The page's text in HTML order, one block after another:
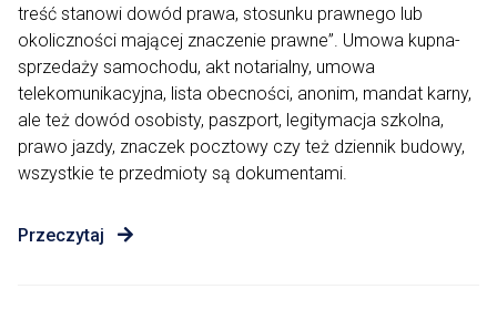
treść stanowi dowód prawa, stosunku prawnego lub
okoliczności mającej znaczenie prawne”. Umowa kupna-
sprzedaży samochodu, akt notarialny, umowa
telekomunikacyjna, lista obecności, anonim, mandat karny,
ale też dowód osobisty, paszport, legitymacja szkolna,
prawo jazdy, znaczek pocztowy czy też dziennik budowy,
wszystkie te przedmioty są dokumentami.
Przeczytaj